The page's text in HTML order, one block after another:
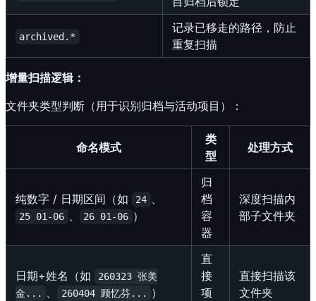
archived.*
记录已移走的路径，防止
重复扫描
增量扫描逻辑：
文件夹类型判断（用于识别归档与活动项目）：
命名模式
类
型
处理方式
纯数字 / 日期区间（如 24 、
25 01-06 、 26 01-06 ）
归
档
容
器
深度扫描内
部子文件夹
日期+姓名（如
260323 张美
金...
、 260404 顾忆芬... ）
直
接
项
直接扫描该
文件夹